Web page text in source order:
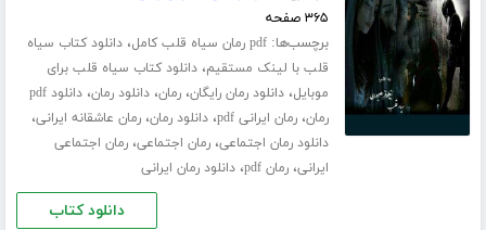
۳۶۵ صفحه
برچسب‌ها:pdf رمان سیاه قلب کامل ،دانلود کتاب سیاه
قلب با لینک مستقیم،دانلود کتاب سیاه قلب برای
موبایل،دانلود رمان رایگان،رمان،دانلود رمان،
دانلود pdf
رمان،رمان ایرانی pdf ،دانلود رمان،رمان عاشقانه ایرانی،
دانلود رمان اجتماعی،رمان اجتماعی،رمان اجتماعی
ایرانی،رمان pdf ،دانلود رمان ایرانی
دانلود کتاب